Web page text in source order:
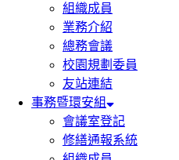
組織成員
業務介紹
總務會議
校園規劃委員
友站連結
事務暨環安組
會議室登記
修繕通報系統